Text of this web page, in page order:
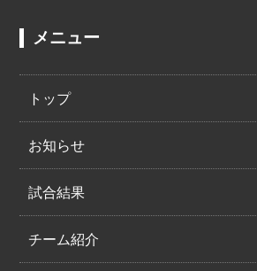
メニュー
トップ
お知らせ
試合結果
チーム紹介